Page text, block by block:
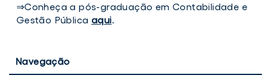
⇒Conheça a pós-graduação em Contabilidade e
Gestão Pública aqui.
Navegação